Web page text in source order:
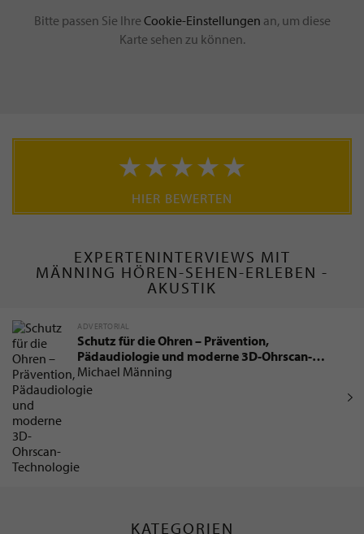
Bitte passen Sie Ihre Cookie-Einstellungen an, um diese
Karte sehen zu können.
HIER BEWERTEN
EXPERTENINTERVIEWS MIT
MÄNNING HÖREN-SEHEN-ERLEBEN -
AKUSTIK
ADVERTORIAL
Schutz für die Ohren – Prävention,
Pädaudiologie und moderne 3D-Ohrscan-
Technologie
Michael Männing
KATEGORIEN